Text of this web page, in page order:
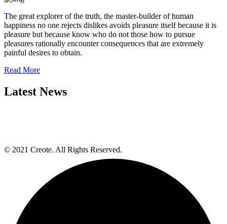
The great explorer of the truth, the master-builder of human
happiness no one rejects dislikes avoids pleasure itself because it is
pleasure but because know who do not those how to pursue
pleasures rationally encounter consequences that are extremely
painful desires to obtain.
Read More
Latest News
© 2021 Creote. All Rights Reserved.